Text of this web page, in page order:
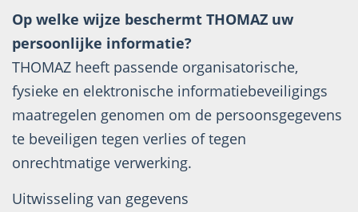
Op welke wijze beschermt THOMAZ uw
persoonlijke informatie?
THOMAZ heeft passende organisatorische,
fysieke en elektronische informatiebeveiligings
maatregelen genomen om de persoonsgegevens
te beveiligen tegen verlies of tegen
onrechtmatige verwerking.
Uitwisseling van gegevens